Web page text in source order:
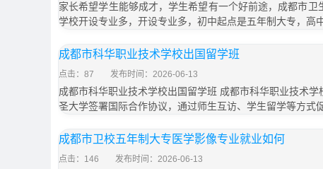
家长希望学生能够成才，学生希望有一个好前途，成都市卫
学校开设专业多，开设专业多，初中起点是五年制大专，高
成都市科华职业技术学校出国留学班
点击：87 发布时间：2026-06-13
成都市科华职业技术学校出国留学班 成都市科华职业技术
圣大学签署国际合作协议，通过师生互访、学生留学等方式
成都市卫校五年制大专医学影像专业就业如何
点击：146 发布时间：2026-06-13